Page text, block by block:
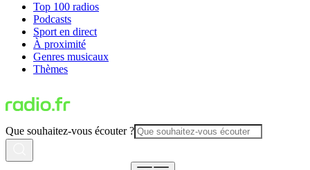
Top 100 radios
Podcasts
Sport en direct
À proximité
Genres musicaux
Thèmes
Que souhaitez-vous écouter ?